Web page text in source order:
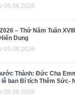
05.08.2026
– Thứ Năm Tuần
Dung
05.08.2026
Thành: Đức Cha
lễ ban Bí tích Thêm Sức-
05.08.2026